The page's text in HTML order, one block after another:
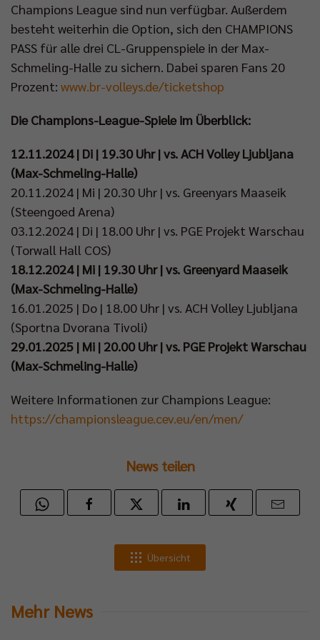
Champions League sind nun verfügbar. Außerdem
besteht weiterhin die Option, sich den CHAMPIONS
PASS für alle drei CL-Gruppenspiele in der Max-
Schmeling-Halle zu sichern. Dabei sparen Fans 20
Prozent: www.br-volleys.de/ticketshop
Die Champions-League-Spiele im Überblick:
12.11.2024 | Di | 19.30 Uhr | vs. ACH Volley Ljubljana
(Max-Schmeling-Halle)
20.11.2024 | Mi | 20.30 Uhr | vs. Greenyars Maaseik
(Steengoed Arena)
03.12.2024 | Di | 18.00 Uhr | vs. PGE Projekt Warschau
(Torwall Hall COS)
18.12.2024 | Mi | 19.30 Uhr | vs. Greenyard Maaseik
(Max-Schmeling-Halle)
16.01.2025 | Do | 18.00 Uhr | vs. ACH Volley Ljubljana
(Sportna Dvorana Tivoli)
29.01.2025 | Mi | 20.00 Uhr | vs. PGE Projekt Warschau
(Max-Schmeling-Halle)
Weitere Informationen zur Champions League:
https://championsleague.cev.eu/en/men/
News teilen
Übersicht
Mehr News